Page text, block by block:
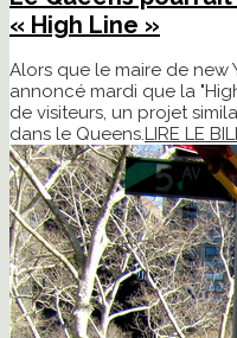
« High Line »
Alors que le maire de new
annoncé mardi que la
de visiteurs, un projet
dans le Queens. LIRE LE